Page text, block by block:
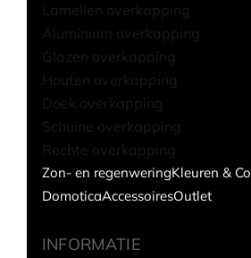
Lamellen overkapping
Aluminium overkapping
Glazen overkapping
Houten overkapping
Doek overkapping
Schuine overkapping
Rechte overkapping
Zon- en regenweringKleuren & Co
DomoticaAccessoiresOutlet
INFORMATIE